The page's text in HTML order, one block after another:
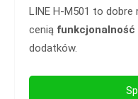
LINE H-M501 to
cenią funkcjonalność
dodatków.